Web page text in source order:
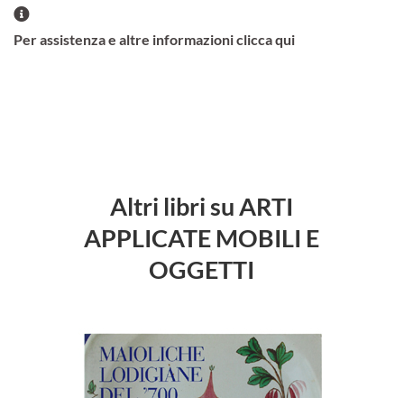
Per assistenza e altre informazioni clicca qui
Altri libri su ARTI
APPLICATE MOBILI E
OGGETTI